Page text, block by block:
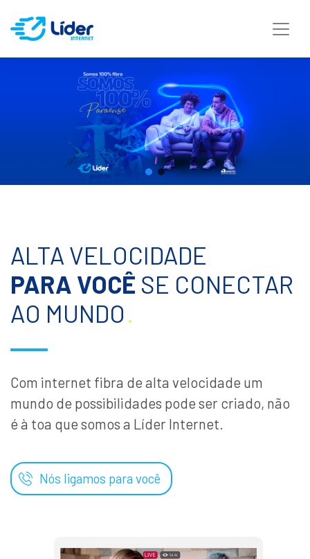
ALTA VELOCIDADE
PARA VOCÊ SE CONECTAR
AO MUNDO.
Com internet fibra de alta velocidade um
mundo de possibilidades pode ser criado, não
é à toa que somos a Líder Internet.
Nós ligamos para você